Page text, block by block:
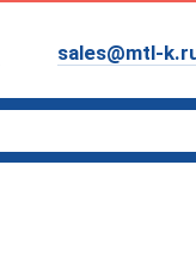
sales@mtl-